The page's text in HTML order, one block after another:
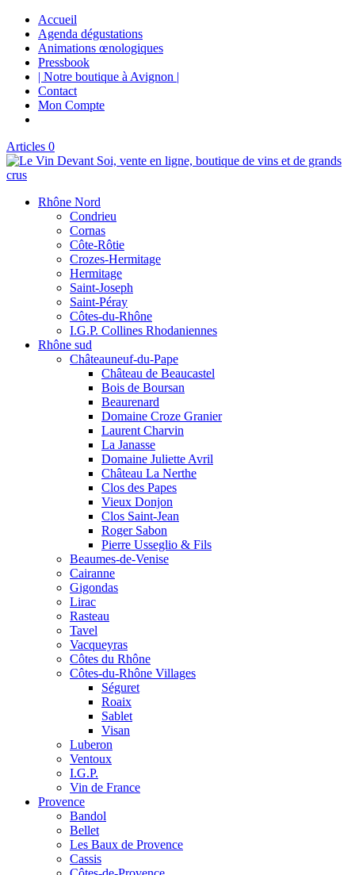
Accueil
Agenda dégustations
Animations œnologiques
Pressbook
| Notre boutique à Avignon |
Contact
Mon Compte
Articles 0
Rhône Nord
Condrieu
Cornas
Côte-Rôtie
Crozes-Hermitage
Hermitage
Saint-Joseph
Saint-Péray
Côtes-du-Rhône
I.G.P. Collines Rhodaniennes
Rhône sud
Châteauneuf-du-Pape
Château de Beaucastel
Bois de Boursan
Beaurenard
Domaine Croze Granier
Laurent Charvin
La Janasse
Domaine Juliette Avril
Château La Nerthe
Clos des Papes
Vieux Donjon
Clos Saint-Jean
Roger Sabon
Pierre Usseglio & Fils
Beaumes-de-Venise
Cairanne
Gigondas
Lirac
Rasteau
Tavel
Vacqueyras
Côtes du Rhône
Côtes-du-Rhône Villages
Séguret
Roaix
Sablet
Visan
Luberon
Ventoux
I.G.P.
Vin de France
Provence
Bandol
Bellet
Les Baux de Provence
Cassis